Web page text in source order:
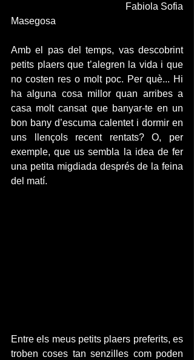
Masegosa
Amb el pas del temps, vas descobrint
petits plaers que t’alegren la vida i que
no costen res o molt poc. Per què... Hi
ha alguna cosa millor quan arribes a
casa molt cansat que banyar-te en un
bon bany d’escuma calentet i dormir en
uns llençols recent rentats? O, per
exemple, que us sembla la idea de fer
una petita migdiada després de la feina
del matí.
Entre els meus petits plaers preferits, es
troben coses tan senzilles com poden